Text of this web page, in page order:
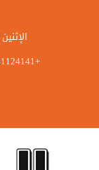
الإثنين
+9647731124141